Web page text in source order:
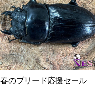
春のブリード応援セール